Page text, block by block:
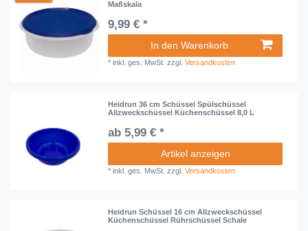
Maßskala
9,99 € *
In den Warenkorb
*inkl. ges. MwSt. zzgl.Versandkosten
Heidrun 36 cm Schüssel Spülschüssel
Allzweckschüssel Küchenschüssel 8,0 L
ab 5,99 € *
Artikel anzeigen
*inkl. ges. MwSt. zzgl.Versandkosten
Heidrun Schüssel 16 cm Allzweckschüssel
Küchenschüssel Rührschüssel Schale